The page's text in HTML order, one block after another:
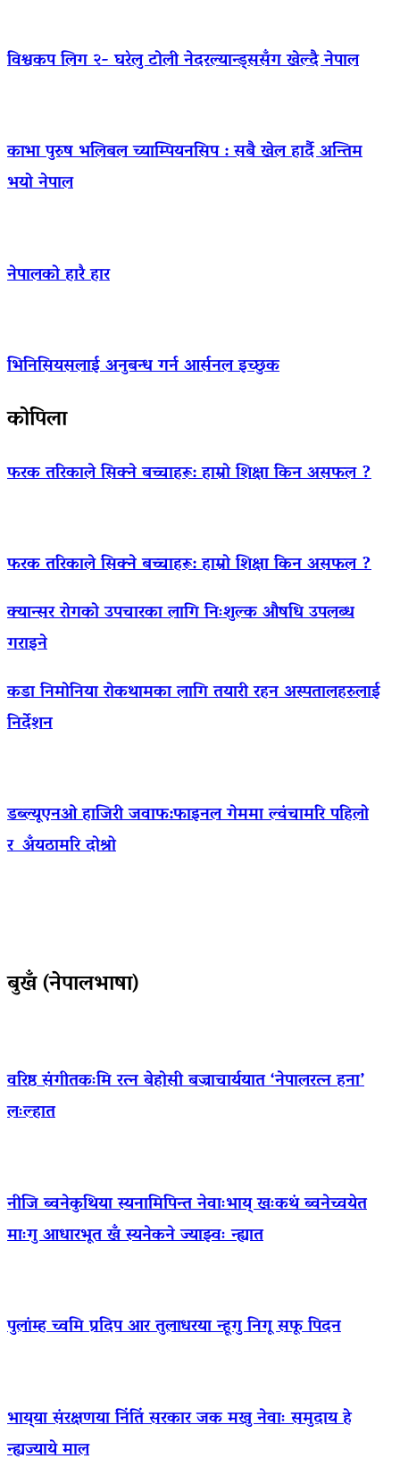
विश्वकप लिग २- घरेलु टोली नेदरल्यान्ड्ससँग खेल्दै नेपाल
काभा पुरुष भलिबल च्याम्पियनसिप : सबै खेल हार्दै अन्तिम
भयो नेपाल
नेपालको हारै हार
भिनिसियसलाई अनुबन्ध गर्न आर्सनल इच्छुक
कोपिला
फरक तरिकाले सिक्ने बच्चाहरू: हाम्रो शिक्षा किन असफल ?
फरक तरिकाले सिक्ने बच्चाहरू: हाम्रो शिक्षा किन असफल ?
क्यान्सर रोगको उपचारका लागि निःशुल्क औषधि उपलब्ध
गराइने
कडा निमोनिया रोकथामका लागि तयारी रहन अस्पतालहरुलाई
निर्देशन
डब्ल्यूएनओ हाजिरी जवाफ:फाइनल गेममा ल्वंचामरि पहिलो
र अँयठामरि दोश्रो
बुखँ (नेपालभाषा)
वरिष्ठ संगीतकःमि रत्न बेहोसी बज्राचार्ययात ‘नेपालरत्न हना’
लःल्हात
नीजि ब्वनेकुथिया स्यनामिपिन्त नेवाःभाय् खःकथं ब्वनेच्वयेत
माःगु आधारभूत खँ स्यनेकने ज्याझ्वः न्ह्यात
पुलांम्ह च्वमि प्रदिप आर तुलाधरया न्हूगु निगू सफू पिदन
भाय्‌या संरक्षणया निंतिं सरकार जक मखु नेवाः समुदाय हे
न्ह्यज्याये माल